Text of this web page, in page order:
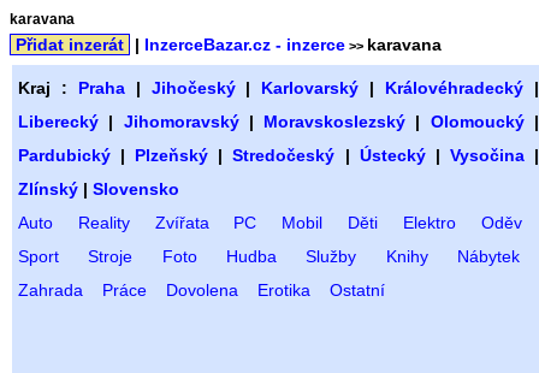
karavana
Přidat inzerát | InzerceBazar.cz - inzerce >> karavana
Kraj : Praha| Jihočeský| Karlovarský | Královéhradecký |
Liberecký | Jihomoravský| Moravskoslezský | Olomoucký|
Pardubický | Plzeňský |Stredočeský | Ústecký| Vysočina|
Zlínský | Slovensko
Auto
Reality Zvířata PC Mobil Děti Elektro
Oděv
Sport
Stroje Foto Hudba Služby Knihy
Nábytek
Zahrada
Práce Dovolena Erotika Ostatní